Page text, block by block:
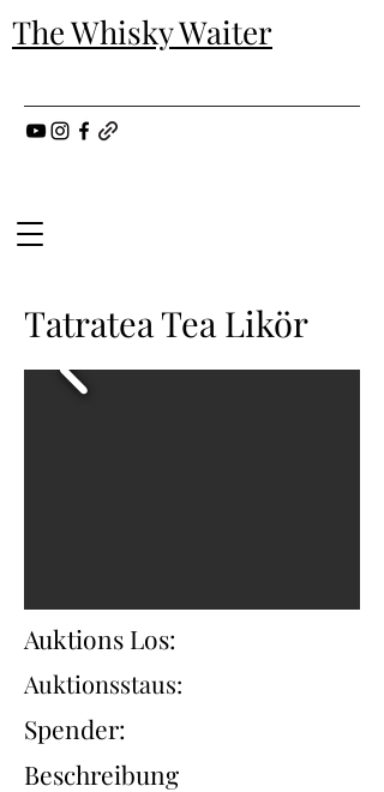
The Whisky Waiter
Tatratea Tea Likör
Auktions Los:
Auktionsstaus:
Spender:
Beschreibung